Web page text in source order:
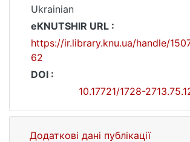
Ukrainian
eKNUTSHIR URL :
https://ir.library.knu.ua/handle/
62
DOI :
10.17721/1728-
Додаткові дані публікації